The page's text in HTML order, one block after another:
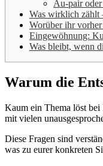
Au-pair
Was wirklich zählt
Worüber ihr
Eingewöhnung:
Was bleibt, wenn
Warum die
Kaum ein Thema löst bei
mit vielen
Diese Fragen sind
was zu eurer konkreten